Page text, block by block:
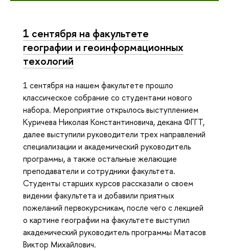
1 сентября на факультете
географии и геоинформационных
техологий
1 сентября на нашем факультете прошло
классическое собрание со студентами нового
набора. Мероприятие открылось выступлением
Куричева Николая Константиновича, декана ФГГТ,
далее выступили руководители трех направлений
специализации и академический руководитель
программы, а также остальные желающие
преподаватели и сотрудники факультета.
Студенты старших курсов рассказали о своем
видении факультета и добавили приятных
пожеланий первокурсникам, после чего с лекцией
о картине географии на факультете выступил
академический руководитель программы Матасов
Виктор Михайлович.